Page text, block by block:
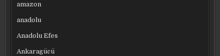
amazon
anadolu
Anadolu Efes
Ankaragücü